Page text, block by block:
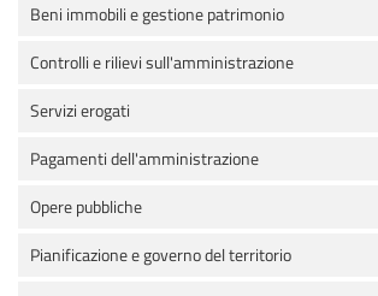
Beni immobili e gestione patrimonio
Controlli e rilievi sull'amministrazione
Servizi erogati
Pagamenti dell'amministrazione
Opere pubbliche
Pianificazione e governo del territorio